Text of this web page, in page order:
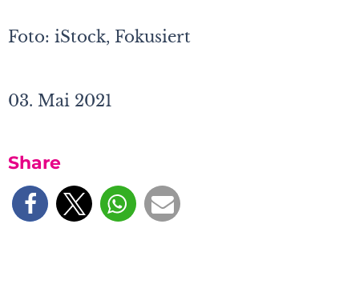
Foto: iStock, Fokusiert
03. Mai 2021
Share